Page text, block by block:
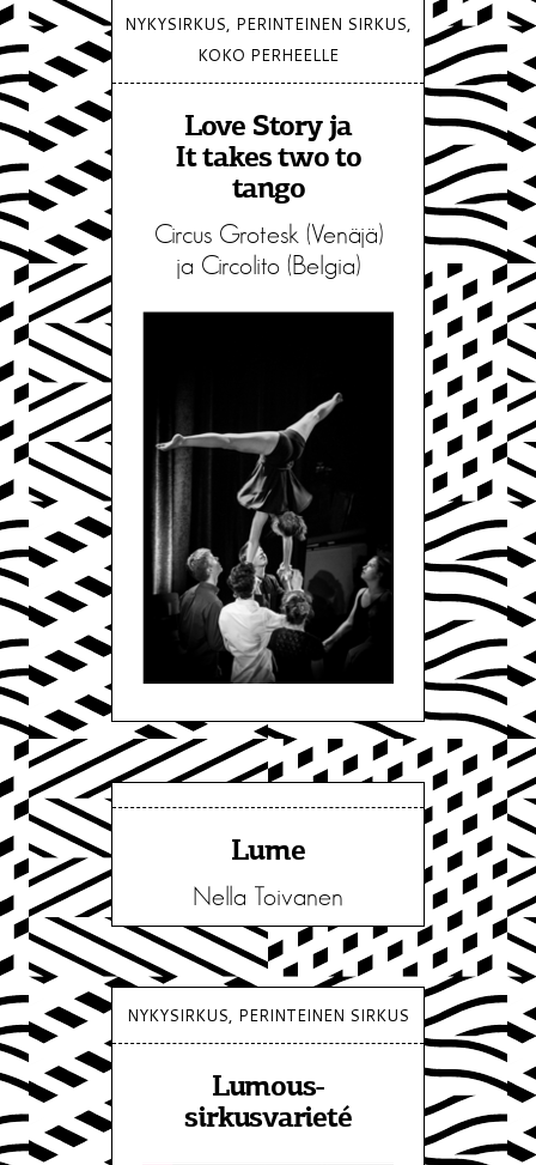
NYKYSIRKUS, PERINTEINEN SIRKUS,
KOKO PERHEELLE
Love Story ja
It takes two to
tango
Circus Grotesk (Venäjä)
ja Circolito (Belgia)
Lume
Nella Toivanen
NYKYSIRKUS, PERINTEINEN SIRKUS
Lumous-
sirkusvarieté